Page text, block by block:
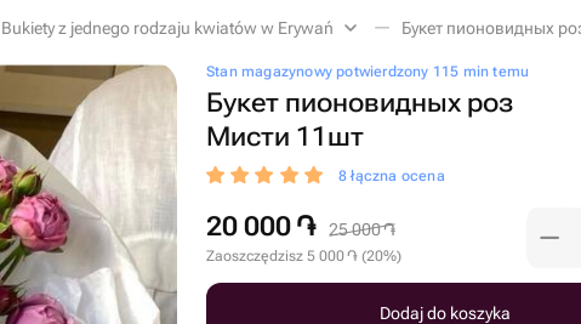
Bukiety z jednego rodzaju kwiatów w Erywań
Stan magazynowy potwierdzony 115 min temu
Букет пионовидных роз
Мисти 11шт
8 łączna ocena
20 000 ֏ 25 000֏
Zaoszczędzisz 5 000֏ (20%)
Dodaj do koszyka